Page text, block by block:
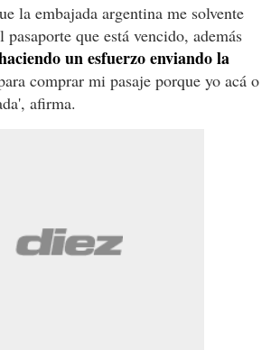
la embajada argentina me solvente
que está vencido, además
un esfuerzo enviando la
comprar mi pasaje porque yo acá o
afirma.